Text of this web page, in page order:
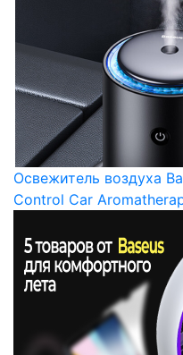
Освежитель воздуха
Control Car